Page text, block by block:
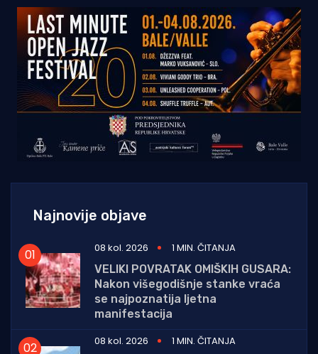
Najnovije objave
08 kol. 2026
1 MIN. ČITANJA
VELIKI POVRATAK OMIŠKIH GUSARA:
Nakon višegodišnje stanke vraća
se najpoznatija ljetna
manifestacija
08 kol. 2026
1 MIN. ČITANJA